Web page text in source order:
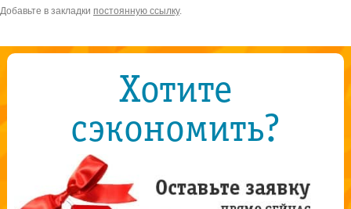
Добавьте в закладки постоянную ссылку.
Хотите
сэкономить?